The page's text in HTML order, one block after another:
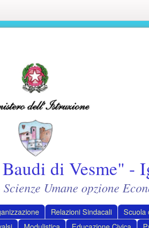
di Vesme" -
Umane opzione
Relazioni Sindacali Scuola